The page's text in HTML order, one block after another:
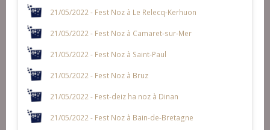
21/05/2022 - Fest Noz à Le Relecq-Kerhuon
21/05/2022 - Fest Noz à Camaret-sur-Mer
21/05/2022 - Fest Noz à Saint-Paul
21/05/2022 - Fest Noz à Bruz
21/05/2022 - Fest-deiz ha noz à Dinan
21/05/2022 - Fest Noz à Bain-de-Bretagne